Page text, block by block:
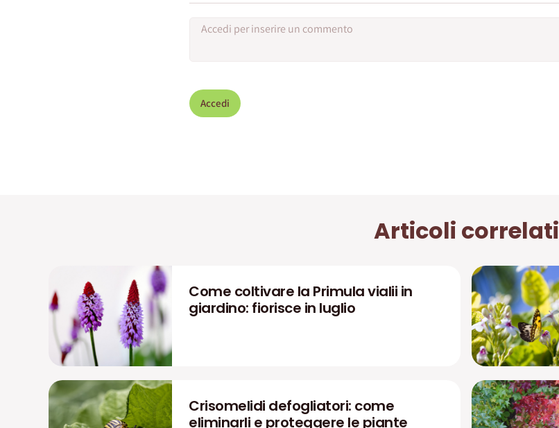
Accedi
Articoli correlati
Come coltivare la Primula vialii in
giardino: fiorisce in luglio
Crisomelidi defogliatori: come
eliminarli e proteggere le piante